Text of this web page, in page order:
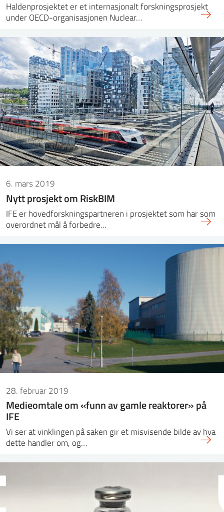
Haldenprosjektet er et internasjonalt forskningsprosjekt
under OECD-organisasjonen Nuclear…
6. mars 2019
Nytt prosjekt om RiskBIM
IFE er hovedforskningspartneren i prosjektet som har som
overordnet mål å forbedre…
28. februar 2019
Medieomtale om «funn av gamle reaktorer» på
IFE
Vi ser at vinklingen på saken gir et misvisende bilde av hva
dette handler om, og…